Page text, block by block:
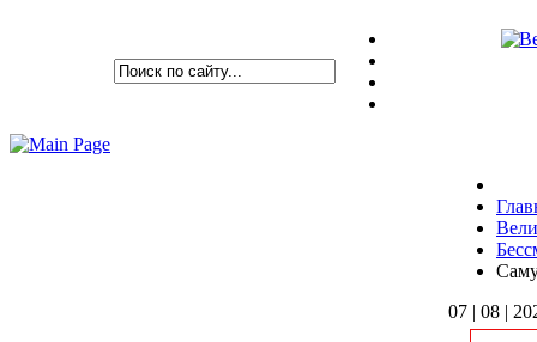
07 | 08 |